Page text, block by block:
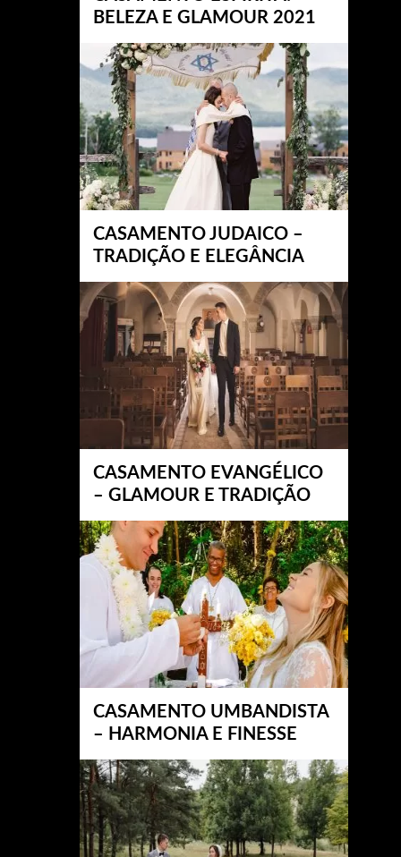
BELEZA E GLAMOUR 2021
CASAMENTO JUDAICO –
TRADIÇÃO E ELEGÂNCIA
CASAMENTO EVANGÉLICO
– GLAMOUR E TRADIÇÃO
CASAMENTO UMBANDISTA
– HARMONIA E FINESSE